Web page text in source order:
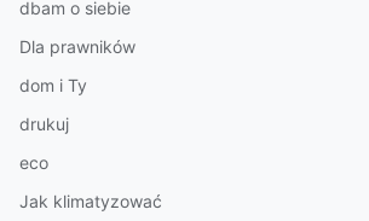
dbam o siebie
Dla prawników
dom i Ty
drukuj
eco
Jak klimatyzować